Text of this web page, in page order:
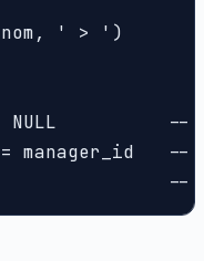
' > ')
NULL          --
=
--